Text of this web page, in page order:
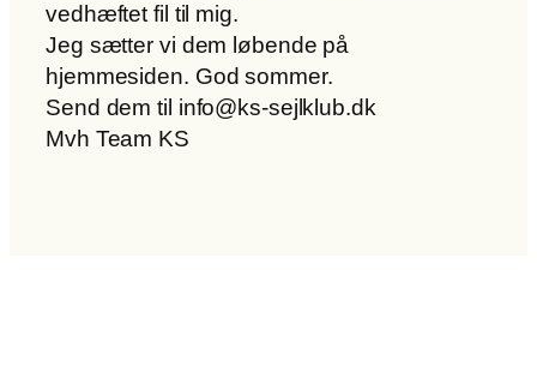
vedhæftet fil til mig.
Jeg sætter vi dem løbende på
hjemmesiden. God sommer.
Send dem til info@ks-sejlklub.dk
Mvh Team KS